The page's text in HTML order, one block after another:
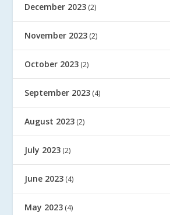
December 2023 (2)
November 2023 (2)
October 2023 (2)
September 2023 (4)
August 2023 (2)
July 2023 (2)
June 2023 (4)
May 2023 (4)